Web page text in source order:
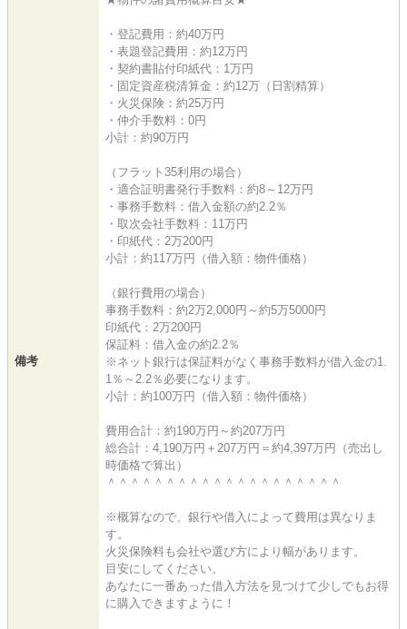
備考
・登記費用：約40万円
・表題登記費用：約12万円
・契約書貼付印紙代：1万円
・固定資産税清算金：約12万（日割精算）
・火災保険：約25万円
・仲介手数料：0円
小計：約90万円
（フラット35利用の場合）
・適合証明書発行手数料：約8～12万円
・事務手数料：借入金額の約2.2％
・取次会社手数料：11万円
・印紙代：2万200円
小計：約117万円（借入額：物件価格）
（銀行費用の場合）
事務手数料：約2万2,000円～約5万5000円
印紙代：2万200円
保証料：借入金の約2.2％
※ネット銀行は保証料がなく事務手数料が借入金の1.
1％～2.2％必要になります。
小計：約100万円（借入額：物件価格）
費用合計：約190万円～約207万円
総合計：4,190万円＋207万円＝約4,397万円（売出し
時価格で算出）
＾＾＾＾＾＾＾＾＾＾＾＾＾＾＾＾＾＾＾＾
※概算なので、銀行や借入によって費用は異なりま
す。
火災保険料も会社や選び方により幅があります。
目安にしてください。
あなたに一番あった借入方法を見つけて少しでもお得
に購入できますように！